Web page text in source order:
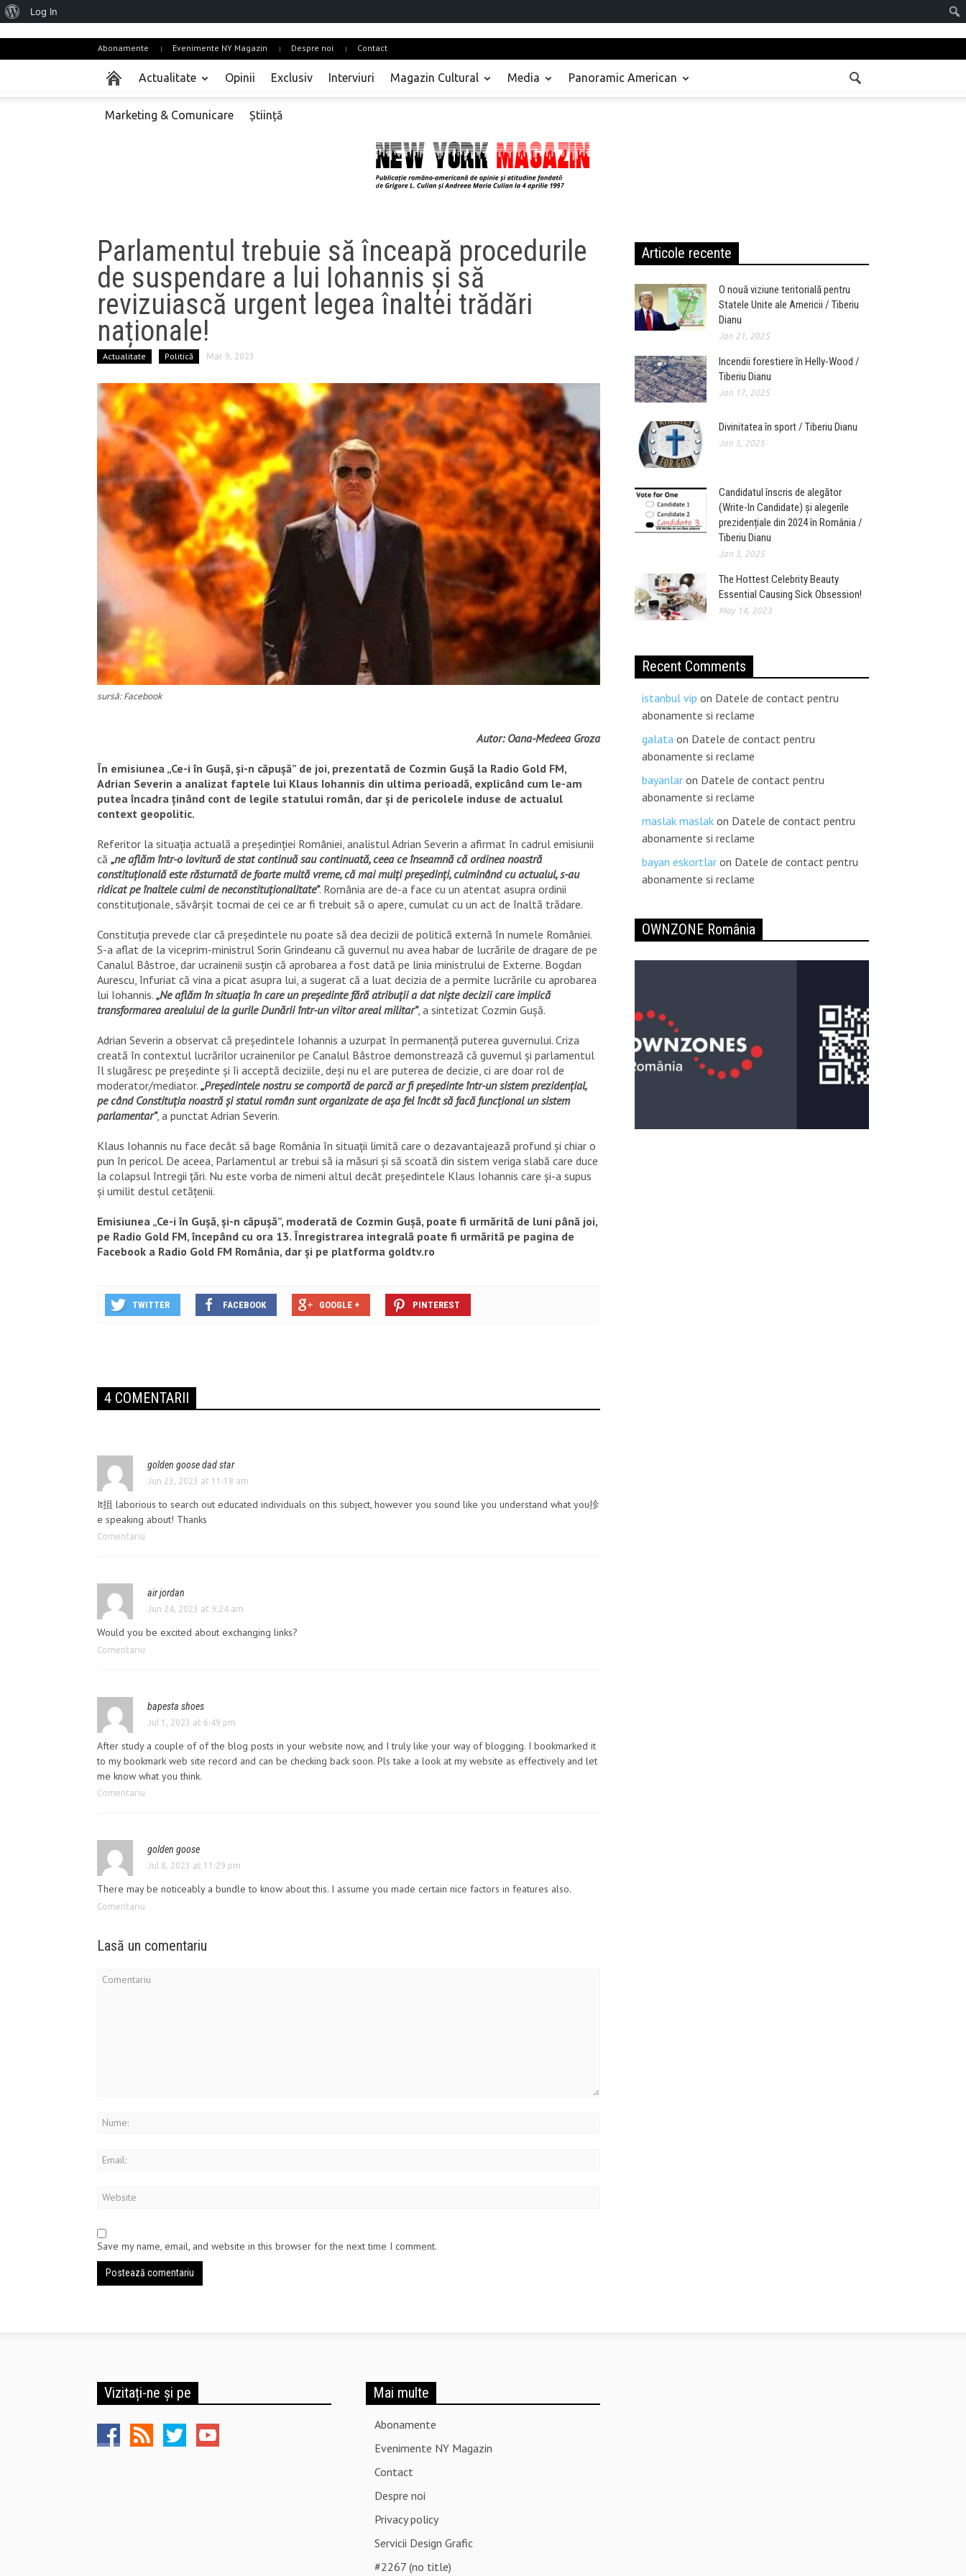
Abonamente Evenimente NY Magazin Despre noi Contact
Actualitate Opinii Exclusiv Interviuri Magazin Cultural Media Panoramic American
Marketing & Comunicare Știință
Parlamentul trebuie să înceapă procedurile
de suspendare a lui Iohannis și să
revizuiască urgent legea înaltei trădări
naționale!
Actualitate Politică Mar 9, 2023
sursă: Facebook
Autor: Oana-Medeea Groza
În emisiunea „Ce-i în Gușă, și-n căpușă” de joi, prezentată de Cozmin Gușă la Radio Gold FM,
Adrian Severin a analizat faptele lui Klaus Iohannis din ultima perioadă, explicând cum le-am
putea încadra ținând cont de legile statului român, dar și de pericolele induse de actualul
context geopolitic.
Referitor la situația actuală a președinției României, analistul Adrian Severin a afirmat în cadrul emisiunii
că „ne aflăm într-o lovitură de stat continuă sau continuată, ceea ce înseamnă că ordinea noastră
constituțională este răsturnată de foarte multă vreme, că mai mulți președinți, culminând cu actualul, s-au
ridicat pe înaltele culmi de neconstituționalitate”. România are de-a face cu un atentat asupra ordinii
constituționale, săvârșit tocmai de cei ce ar fi trebuit să o apere, cumulat cu un act de înaltă trădare.
Constituția prevede clar că președintele nu poate să dea decizii de politică externă în numele României.
S-a aflat de la viceprim-ministrul Sorin Grindeanu că guvernul nu avea habar de lucrările de dragare de pe
Canalul Bâstroe, dar ucrainenii susțin că aprobarea a fost dată pe linia ministrului de Externe. Bogdan
Aurescu, înfuriat că vina a picat asupra lui, a sugerat că a luat decizia de a permite lucrările cu aprobarea
lui Iohannis. „Ne aflăm în situația în care un președinte fără atribuții a dat niște decizii care implică
transformarea arealului de la gurile Dunării într-un viitor areal militar”, a sintetizat Cozmin Gușă.
Adrian Severin a observat că președintele Iohannis a uzurpat în permanență puterea guvernului. Criza
creată în contextul lucrărilor ucrainenilor pe Canalul Bâstroe demonstrează că guvernul și parlamentul
îl slugăresc pe președinte și îi acceptă deciziile, deși nu el are puterea de decizie, ci are doar rol de
moderator/mediator. „Președintele nostru se comportă de parcă ar fi președinte într-un sistem prezidențial,
pe când Constituția noastră și statul român sunt organizate de așa fel încât să facă funcțional un sistem
parlamentar”, a punctat Adrian Severin.
Klaus Iohannis nu face decât să bage România în situații limită care o dezavantajează profund și chiar o
pun în pericol. De aceea, Parlamentul ar trebui să ia măsuri și să scoată din sistem veriga slabă care duce
la colapsul întregii țări. Nu este vorba de nimeni altul decât președintele Klaus Iohannis care și-a supus
și umilit destul cetățenii.
Emisiunea „Ce-i în Gușă, și-n căpușă”, moderată de Cozmin Gușă, poate fi urmărită de luni până joi,
pe Radio Gold FM, începând cu ora 13. Înregistrarea integrală poate fi urmărită pe pagina de
Facebook a Radio Gold FM România, dar și pe platforma goldtv.ro
TWITTER FACEBOOK GOOGLE + PINTEREST
4 COMENTARII
golden goose dad star
Jun 23, 2023 at 11:18 am
It抯 laborious to search out educated individuals on this subject, however you sound like you understand what you抮
e speaking about! Thanks
Comentariu
air jordan
Jun 24, 2023 at 9:24 am
Would you be excited about exchanging links?
Comentariu
bapesta shoes
Jul 1, 2023 at 6:49 pm
After study a couple of of the blog posts in your website now, and I truly like your way of blogging. I bookmarked it
to my bookmark web site record and can be checking back soon. Pls take a look at my website as effectively and let
me know what you think.
Comentariu
golden goose
Jul 8, 2023 at 11:29 pm
There may be noticeably a bundle to know about this. I assume you made certain nice factors in features also.
Comentariu
Lasă un comentariu
Save my name, email, and website in this browser for the next time I comment.
Articole recente
O nouă viziune teritorială pentru
Statele Unite ale Americii / Tiberiu
Dianu
Jan 21, 2025
Incendii forestiere în Helly-Wood /
Tiberiu Dianu
Jan 17, 2025
Divinitatea în sport / Tiberiu Dianu
Jan 5, 2025
Candidatul înscris de alegător
(Write-In Candidate) și alegerile
prezidențiale din 2024 în România /
Tiberiu Dianu
Jan 3, 2025
The Hottest Celebrity Beauty
Essential Causing Sick Obsession!
May 14, 2023
Recent Comments
istanbul vip on Datele de contact pentru
abonamente si reclame
galata on Datele de contact pentru
abonamente si reclame
bayanlar on Datele de contact pentru
abonamente si reclame
maslak maslak on Datele de contact pentru
abonamente si reclame
bayan eskortlar on Datele de contact pentru
abonamente si reclame
OWNZONE România
Vizitați-ne și pe Mai multe
Abonamente
Evenimente NY Magazin
Contact
Despre noi
Privacy policy
Servicii Design Grafic
#2267 (no title)
About
Log In